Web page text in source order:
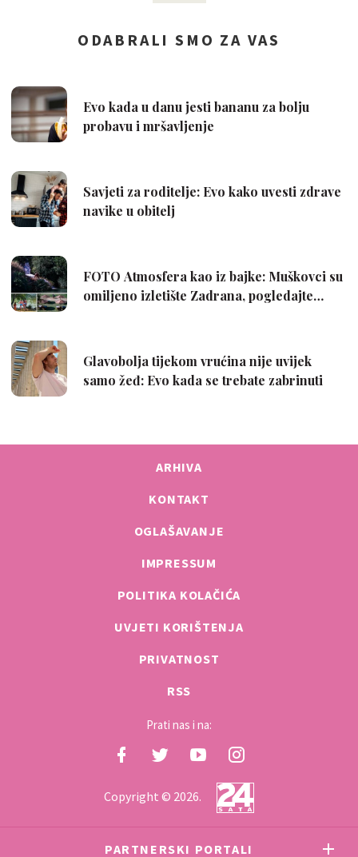
ARHIVA
KONTAKT
OGLAŠAVANJE
IMPRESSUM
POLITIKA KOLAČIĆA
UVJETI KORIŠTENJA
PRIVATNOST
RSS
Prati nas i na:
Copyright © 2026.
PARTNERSKI PORTALI